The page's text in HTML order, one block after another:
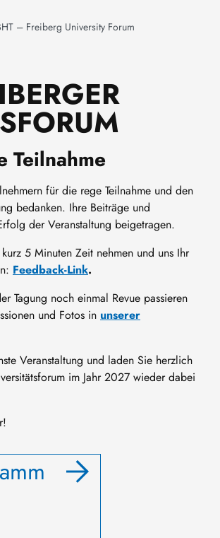
– Freiberg University Forum
Teilnahme
für die rege Teilnahme und den
bedanken. Ihre Beiträge und
der Veranstaltung beigetragen.
5 Minuten Zeit nehmen und uns Ihr
Feedback-Link.
Tagung noch einmal Revue passieren
und Fotos in unserer
Veranstaltung und laden Sie herzlich
im Jahr 2027 wieder dabei